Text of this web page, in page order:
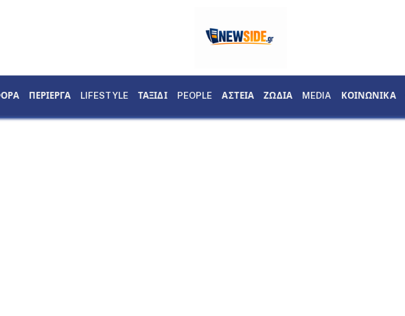
ΠΕΡΙΕΡΓΑ LIFESTYLE ΤΑΞΙΔΙ PEOPLE ΑΣΤΕΙΑ ΖΩΔΙΑ MEDIA ΚΟΙΝΩΝΙΚΑ